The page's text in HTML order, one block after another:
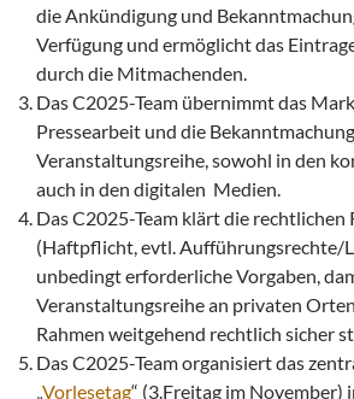
die Ankündigung und
Verfügung und ermöglicht das
durch die Mitmachenden.
Das C2025-Team übernimmt das
Pressearbeit und die
Veranstaltungsreihe, sowohl in den
auch in den digitalen Medien.
Das C2025-Team klärt die rechtlichen
(Haftpflicht, evtl. Aufführungsrechte/
unbedingt erforderliche Vorgaben,
Veranstaltungsreihe an privaten
Rahmen weitgehend rechtlich sicher
Das C2025-Team organisiert das
„Vorlesetag“ (3.Freitag im November)